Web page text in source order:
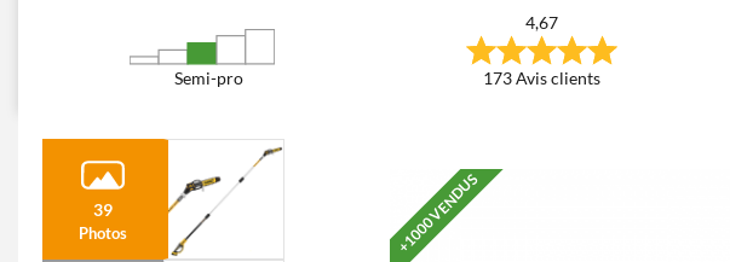
Semi-pro
4,67
173 Avis clients
39
Photos +1000 VENDUS